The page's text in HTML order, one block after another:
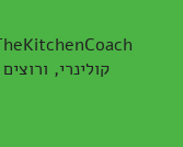
קולינרי,